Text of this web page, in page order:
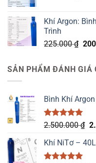
Khí Argon:
Trình
225.000₫ Giá
là:
SẢN PHẨM ĐÁNH GIÁ
Bình Khí
Được xếp
5 sao
2.500.000₫
Khí NiTơ –